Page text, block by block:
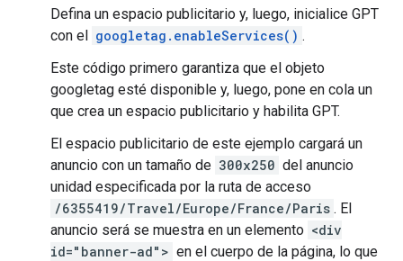
Defina un espacio publicitario y, luego, inicialice GPT
con el googletag.enableServices() .
Este código primero garantiza que el objeto
googletag esté disponible y, luego, pone en cola un
que crea un espacio publicitario y habilita GPT.
El espacio publicitario de este ejemplo cargará un
anuncio con un tamaño de 300x250 del anuncio
unidad especificada por la ruta de acceso
/6355419/Travel/Europe/France/Paris . El
anuncio será se muestra en un elemento <div
id="banner-ad"> en el cuerpo de la página, lo que